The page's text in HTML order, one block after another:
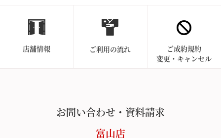
店舗情報 ご利用の流れ
ご成約規約
変更・キャンセル
お問い合わせ・資料請求
富山店